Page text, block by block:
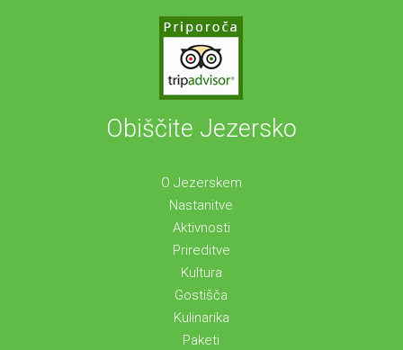
Obiščite Jezersko
O Jezerskem
Nastanitve
Aktivnosti
Prireditve
Kultura
Gostišča
Kulinarika
Paketi